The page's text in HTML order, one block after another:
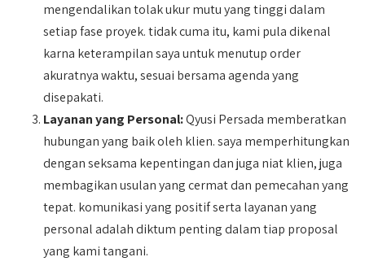
mengendalikan tolak ukur mutu yang tinggi dalam
setiap fase proyek. tidak cuma itu, kami pula dikenal
karna keterampilan saya untuk menutup order
akuratnya waktu, sesuai bersama agenda yang
disepakati.
Layanan yang Personal:Qyusi Persada memberatkan
hubungan yang baik oleh klien. saya memperhitungkan
dengan seksama kepentingan dan juga niat klien, juga
membagikan usulan yang cermat dan pemecahan yang
tepat. komunikasi yang positif serta layanan yang
personal adalah diktum penting dalam tiap proposal
yang kami tangani.